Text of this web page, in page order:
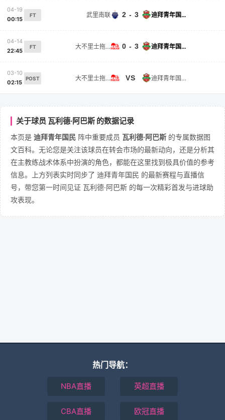
04-19
00:15
FT 武里南联 2 - 3 迪拜青年国民
04-14
22:45
FT 大不里士拖拉机 0 - 3 迪拜青年国民
03-10
02:15
POST 大不里士拖拉机 VS 迪拜青年国民
关于球员 瓦利德·阿巴斯 的数据记录
本页是 迪拜青年国民 阵中重要成员 瓦利德·阿巴斯 的专属数据图
文百科。无论您是关注该球员在转会市场的最新动向，还是分析其
在主教练战术体系中扮演的角色，都能在这里找到极具价值的参考
信息。上方列表实时同步了 迪拜青年国民 的最新赛程与直播信
号，带您第一时间见证 瓦利德·阿巴斯 的每一次精彩首发与进球助
攻表现。
热门导航：
NBA直播 英超直播
CBA直播 欧冠直播